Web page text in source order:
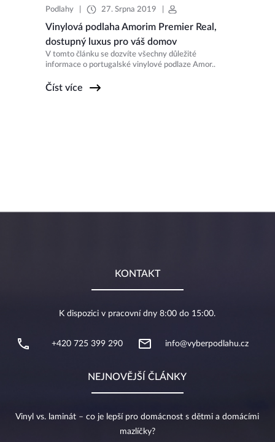
Podlahy 27. Srpna 2019
Vinylová podlaha Amorim Premier Real,
dostupný luxus pro váš domov
V tomto článku se dozvíte všechny důležité
informace o portugalské vinylové podlaze Amor..
Číst více
KONTAKT
K dispozici v pracovní dny 8:00 do 15:00.
+420 725 399 290 info@vyberpodlahu.cz
NEJNOVĚJŠÍ ČLÁNKY
Vinyl vs. laminát – co je lepší pro domácnost s dětmi a domácími
mazlíčky?